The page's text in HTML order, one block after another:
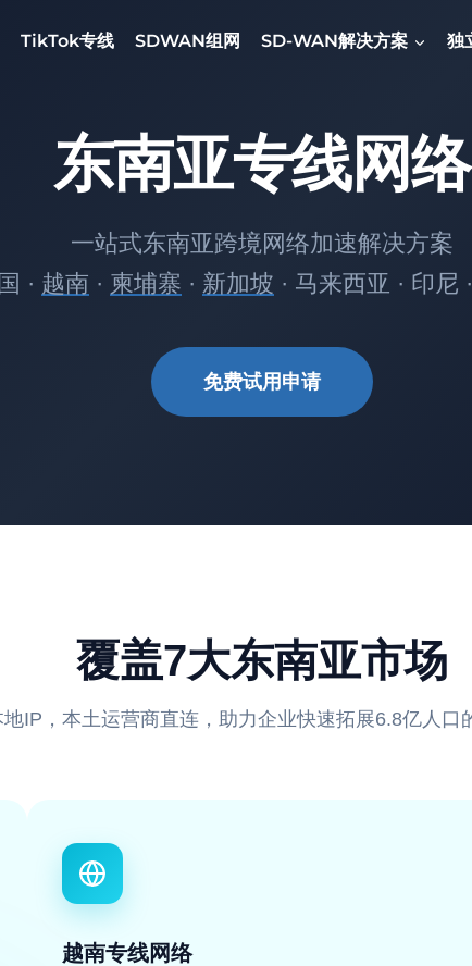
TikTok专线 SDWAN组网 SD-WAN解决方案 独
东南亚专线网络
一站式东南亚跨境网络加速解决方案
· 越南 · 柬埔寨 · 新加坡 · 马来西亚 · 印尼
免费试用申请
覆盖7大东南亚市场
地IP，本土运营商直连，助力企业快速拓展6.8亿人口
越南专线网络